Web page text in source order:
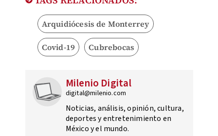
Arquidiócesis de Monterrey
Covid-19 Cubrebocas
Milenio Digital
digital@milenio.com
Noticias, análisis, opinión, cultura,
deportes y entretenimiento en
México y el mundo.